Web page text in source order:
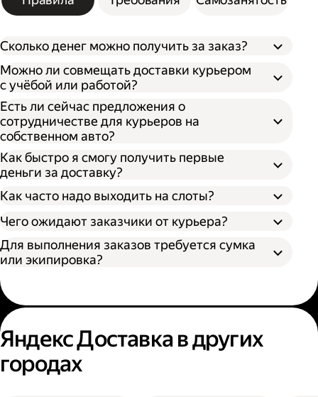
Сколько денег можно получить за заказ?
Можно ли совмещать доставки курьером
с учёбой или работой?
Есть ли сейчас предложения о
сотрудничестве для курьеров на
собственном авто?
Как быстро я смогу получить первые
деньги за доставку?
Как часто надо выходить на слоты?
Чего ожидают заказчики от курьера?
Для выполнения заказов требуется сумка
или экипировка?
Яндекс Доставка в других
городах